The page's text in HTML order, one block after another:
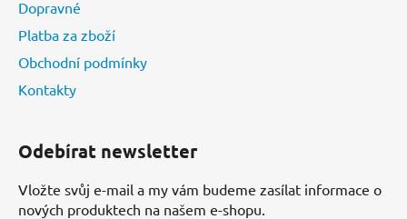
Dopravné
Platba za zboží
Obchodní podmínky
Kontakty
Odebírat newsletter
Vložte svůj e-mail a my vám budeme zasílat informace o
nových produktech na našem e-shopu.